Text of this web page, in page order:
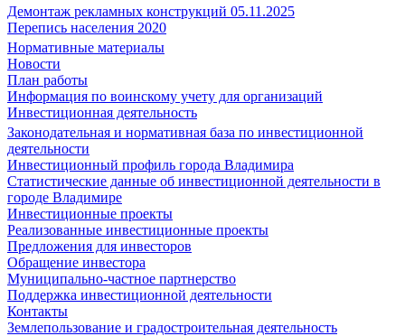
Демонтаж рекламных конструкций 05.11.2025
Перепись населения 2020
Нормативные материалы
Новости
План работы
Информация по воинскому учету для организаций
Инвестиционная деятельность
Законодательная и нормативная база по инвестиционной
деятельности
Инвестиционный профиль города Владимира
Статистические данные об инвестиционной деятельности в
городе Владимире
Инвестиционные проекты
Реализованные инвестиционные проекты
Предложения для инвесторов
Обращение инвестора
Муниципально-частное партнерство
Поддержка инвестиционной деятельности
Контакты
Землепользование и градостроительная деятельность